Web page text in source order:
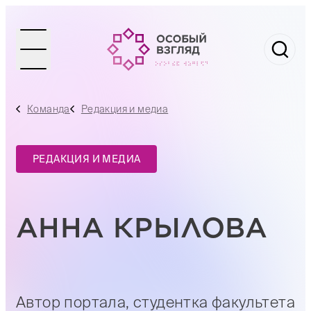
Команда Редакция и медиа
РЕДАКЦИЯ И МЕДИА
АННА КРЫЛОВА
Автор портала, студентка факультета